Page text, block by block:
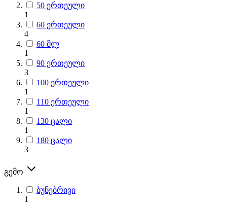
50 ერთეული
1
60 ერთეული
4
60 მლ
1
90 ერთეული
3
100 ერთეული
1
110 ერთეული
1
130 ცალი
1
180 ცალი
3
გემო
ბუნებრივი
1